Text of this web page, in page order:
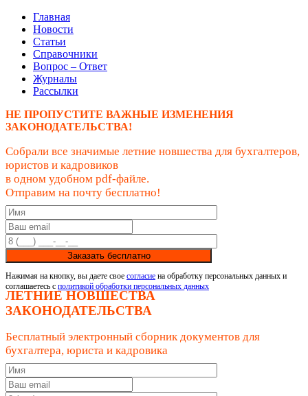
Главная
Новости
Статьи
Справочники
Вопрос – Ответ
Журналы
Рассылки
НЕ ПРОПУСТИТЕ ВАЖНЫЕ ИЗМЕНЕНИЯ
ЗАКОНОДАТЕЛЬСТВА!
Собрали все значимые летние новшества для бухгалтеров,
юристов и кадровиков
в одном удобном pdf-файле.
Отправим на почту бесплатно!
Заказать бесплатно
Нажимая на кнопку, вы даете свое согласие на обработку персональных данных и
соглашаетесь с политикой обработки персональных данных
ЛЕТНИЕ НОВШЕСТВА
ЗАКОНОДАТЕЛЬСТВА
Бесплатный электронный сборник документов для
бухгалтера, юриста и кадровика